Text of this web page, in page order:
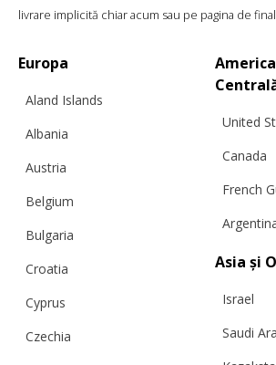
livrare implicită chiar acum sau pe pagina de
Europa
Aland Islands
Albania
Austria
Belgium
Bulgaria
Croatia
Cyprus
Czechia
United
Canada
French
Asia și
Israel
Saudi